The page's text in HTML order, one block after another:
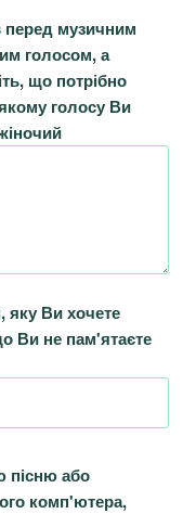
перед музичним
голосом, а
що потрібно
голосу Ви
яку Ви хочете
Ви не пам'ятаєте
пісню або
комп'ютера,